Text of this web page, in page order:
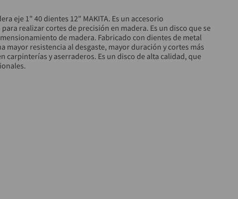
eje 1" 40 dientes 12" MAKITA. Es un accesorio
realizar cortes de precisión en madera. Es un disco que se
de madera. Fabricado con dientes de metal
mayor resistencia al desgaste, mayor duración y cortes más
carpinterías y aserraderos. Es un disco de alta calidad, que